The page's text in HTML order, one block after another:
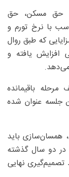
حق مسکن، حق
با نرخ تورم و
که طبق روال
یافته و
مرحله باقیمانده
جلسه عنوان شده
باید
شود که ۶۰ درصد آن در دو سال گذشته
تصمیم‌گیری نهایی